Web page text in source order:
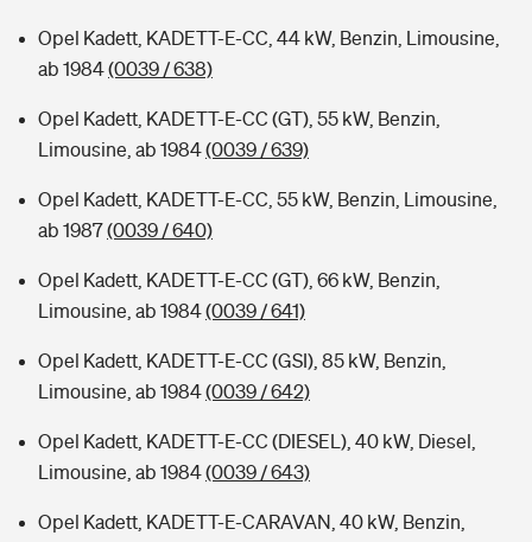
Opel Kadett, KADETT-E-CC, 44 kW, Benzin, Limousine,
ab 1984(0039 / 638)
Opel Kadett, KADETT-E-CC (GT), 55 kW, Benzin,
Limousine, ab 1984(0039 / 639)
Opel Kadett, KADETT-E-CC, 55 kW, Benzin, Limousine,
ab 1987(0039 / 640)
Opel Kadett, KADETT-E-CC (GT), 66 kW, Benzin,
Limousine, ab 1984(0039 / 641)
Opel Kadett, KADETT-E-CC (GSI), 85 kW, Benzin,
Limousine, ab 1984(0039 / 642)
Opel Kadett, KADETT-E-CC (DIESEL), 40 kW, Diesel,
Limousine, ab 1984(0039 / 643)
Opel Kadett, KADETT-E-CARAVAN, 40 kW, Benzin,